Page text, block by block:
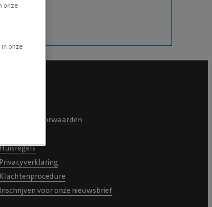
Algemene voorwaarden
Privacyverklaring
Klachtenprocedure
Inschrijven voor onze nieuwsbrief
onze
onze